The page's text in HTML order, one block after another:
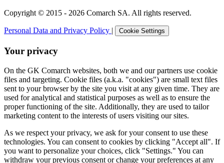
Copyright © 2015 - 2026 Comarch SA. All rights reserved.
Personal Data and Privacy Policy | Cookie Settings
Your privacy
On the GK Comarch websites, both we and our partners use cookie
files and targeting. Cookie files (a.k.a. "cookies") are small text files
sent to your browser by the site you visit at any given time. They are
used for analytical and statistical purposes as well as to ensure the
proper functioning of the site. Additionally, they are used to tailor
marketing content to the interests of users visiting our sites.
As we respect your privacy, we ask for your consent to use these
technologies. You can consent to cookies by clicking "Accept all". If
you want to personalize your choices, click "Settings." You can
withdraw your previous consent or change your preferences at any